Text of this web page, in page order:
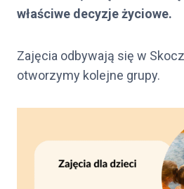
właściwe decyzje życiowe.
Zajęcia odbywają się w
otworzymy kolejne grupy.